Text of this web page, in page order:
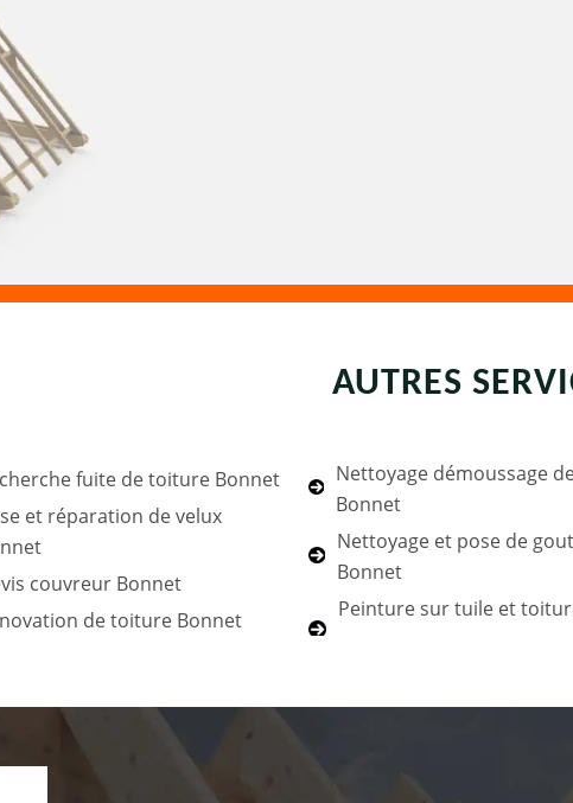
AUTRES
fuite de toiture Bonnet
et réparation de velux
couvreur Bonnet
de toiture Bonnet
Nettoyage démoussage
Bonnet
Nettoyage et pose de
Bonnet
Peinture sur tuile et